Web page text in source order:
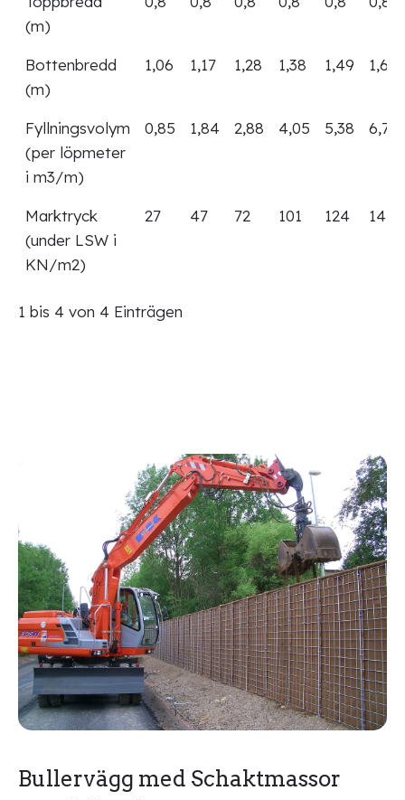
(m)
Bottenbredd
(m)
1,06 1,17 1,28 1,38 1,49 1,61
Fyllningsvolym
(per löpmeter
i m3/m)
0,85 1,84 2,88 4,05 5,38 6,79
Marktryck
(under LSW i
KN/m2)
27 47 72 101 124 147
1 bis 4 von 4 Einträgen
Bullervägg med Schaktmassor